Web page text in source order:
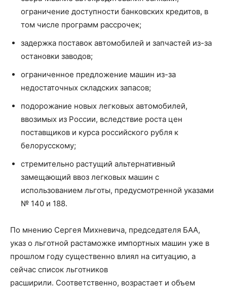
ограничение доступности банковских кредитов, в
том числе программ рассрочек;
задержка поставок автомобилей и запчастей из-за
остановки заводов;
ограниченное предложение машин из-за
недостаточных складских запасов;
подорожание новых легковых автомобилей,
ввозимых из России, вследствие роста цен
поставщиков и курса российского рубля к
белорусскому;
стремительно растущий альтернативный
замещающий ввоз легковых машин с
использованием льготы, предусмотренной указами
№ 140 и 188.
По мнению Сергея Михневича, председателя БАА,
указ о льготной растаможке импортных машин уже в
прошлом году существенно влиял на ситуацию, а
сейчас список льготников
расширили. Соответственно, возрастает и объем